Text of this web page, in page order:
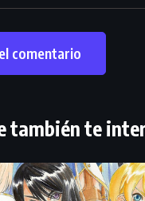
también te